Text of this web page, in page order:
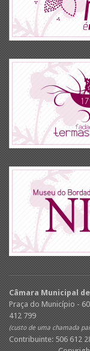
Câmara Municipal
Praça do Município -
412 799
(custo de uma chamada
Contribuinte: 506 612